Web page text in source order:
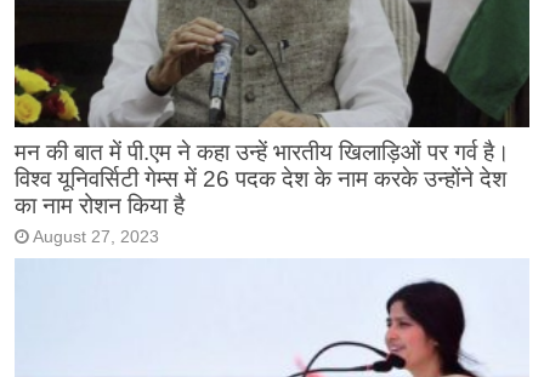
मन की बात में पी.एम ने कहा उन्हें भारतीय खिलाड़िओं पर गर्व है।
विश्व यूनिवर्सिटी गेम्स में 26 पदक देश के नाम करके उन्होंने देश
का नाम रोशन किया है
August 27, 2023